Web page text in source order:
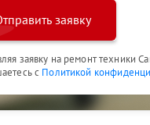
заявку
заявку на ремонт техники
с Политикой